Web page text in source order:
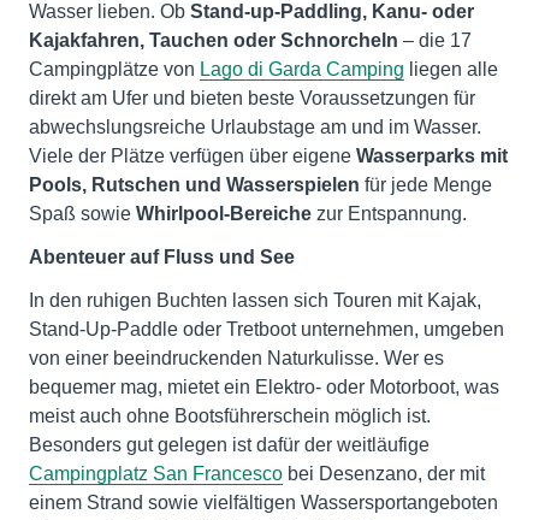
Wasser lieben. Ob Stand-up-Paddling, Kanu- oder
Kajakfahren, Tauchen oder Schnorcheln – die 17
Campingplätze von Lago di Garda Camping liegen alle
direkt am Ufer und bieten beste Voraussetzungen für
abwechslungsreiche Urlaubstage am und im Wasser.
Viele der Plätze verfügen über eigene Wasserparks mit
Pools, Rutschen und Wasserspielen für jede Menge
Spaß sowie Whirlpool-Bereiche zur Entspannung.
Abenteuer auf Fluss und See
In den ruhigen Buchten lassen sich Touren mit Kajak,
Stand-Up-Paddle oder Tretboot unternehmen, umgeben
von einer beeindruckenden Naturkulisse. Wer es
bequemer mag, mietet ein Elektro- oder Motorboot, was
meist auch ohne Bootsführerschein möglich ist.
Besonders gut gelegen ist dafür der weitläufige
Campingplatz San Francesco bei Desenzano, der mit
einem Strand sowie vielfältigen Wassersportangeboten